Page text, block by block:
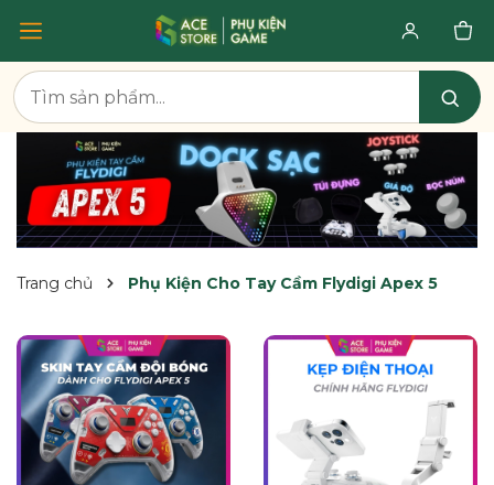
Trang chủ Phụ Kiện Cho Tay Cầm Flydigi Apex 5